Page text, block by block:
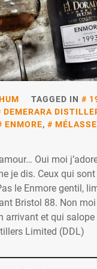
TAGGED IN
DEMERARA
ENMORE, MÉLASSE
Oui moi
je dis. Ceux qui
le Enmore gentil,
Bristol 88. Non moi
arrivant et qui
Limited (DDL)